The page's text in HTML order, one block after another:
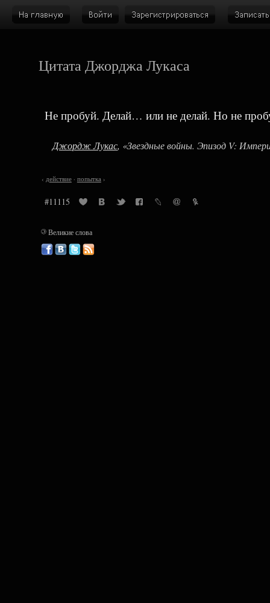
Цитата Джорджа Лукаса
Не пробуй. Делай… или не делай. Но не
Джордж Лукас, «Звездные войны. Эпизод V:
‹ действие· попытка›
#11115
©Великие слова